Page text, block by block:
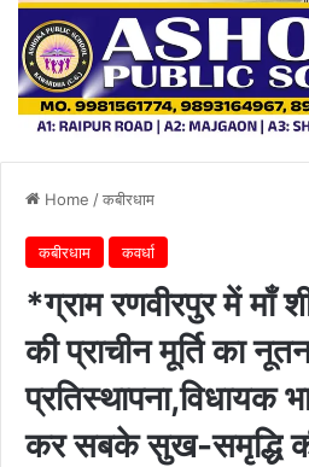
Home /कबीरधाम
कबीरधाम कवर्धा
*ग्राम रणवीरपुर में माँ
की प्राचीन मूर्ति का
प्रतिस्थापना,विधायक
कर सबके सुख-समृद्धि